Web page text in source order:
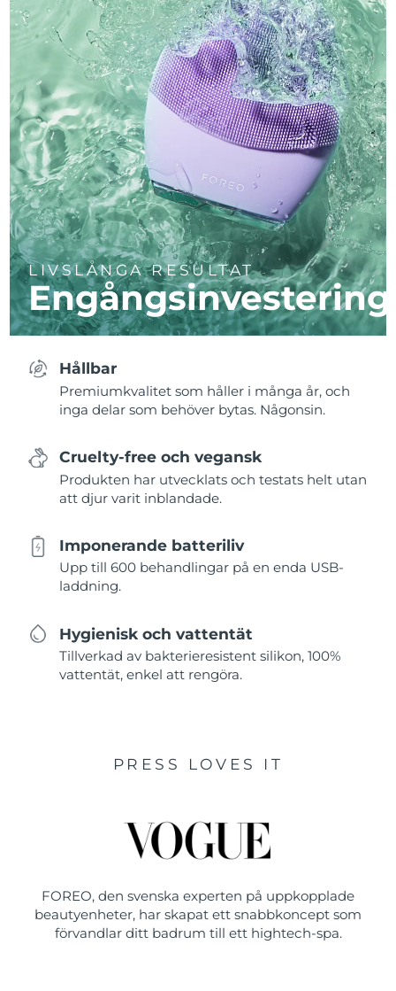
LIVSLÅNGA RESULTAT
Engångsinvestering
Hållbar
Premiumkvalitet som håller i många år, och
inga delar som behöver bytas. Någonsin.
Cruelty-free och vegansk
Produkten har utvecklats och testats helt utan
att djur varit inblandade.
Imponerande batteriliv
Upp till 600 behandlingar på en enda USB-
laddning.
Hygienisk och vattentät
Tillverkad av bakterieresistent silikon, 100%
vattentät, enkel att rengöra.
PRESS LOVES IT
FOREO, den svenska experten på uppkopplade
beautyenheter, har skapat ett snabbkoncept som
förvandlar ditt badrum till ett hightech-spa.